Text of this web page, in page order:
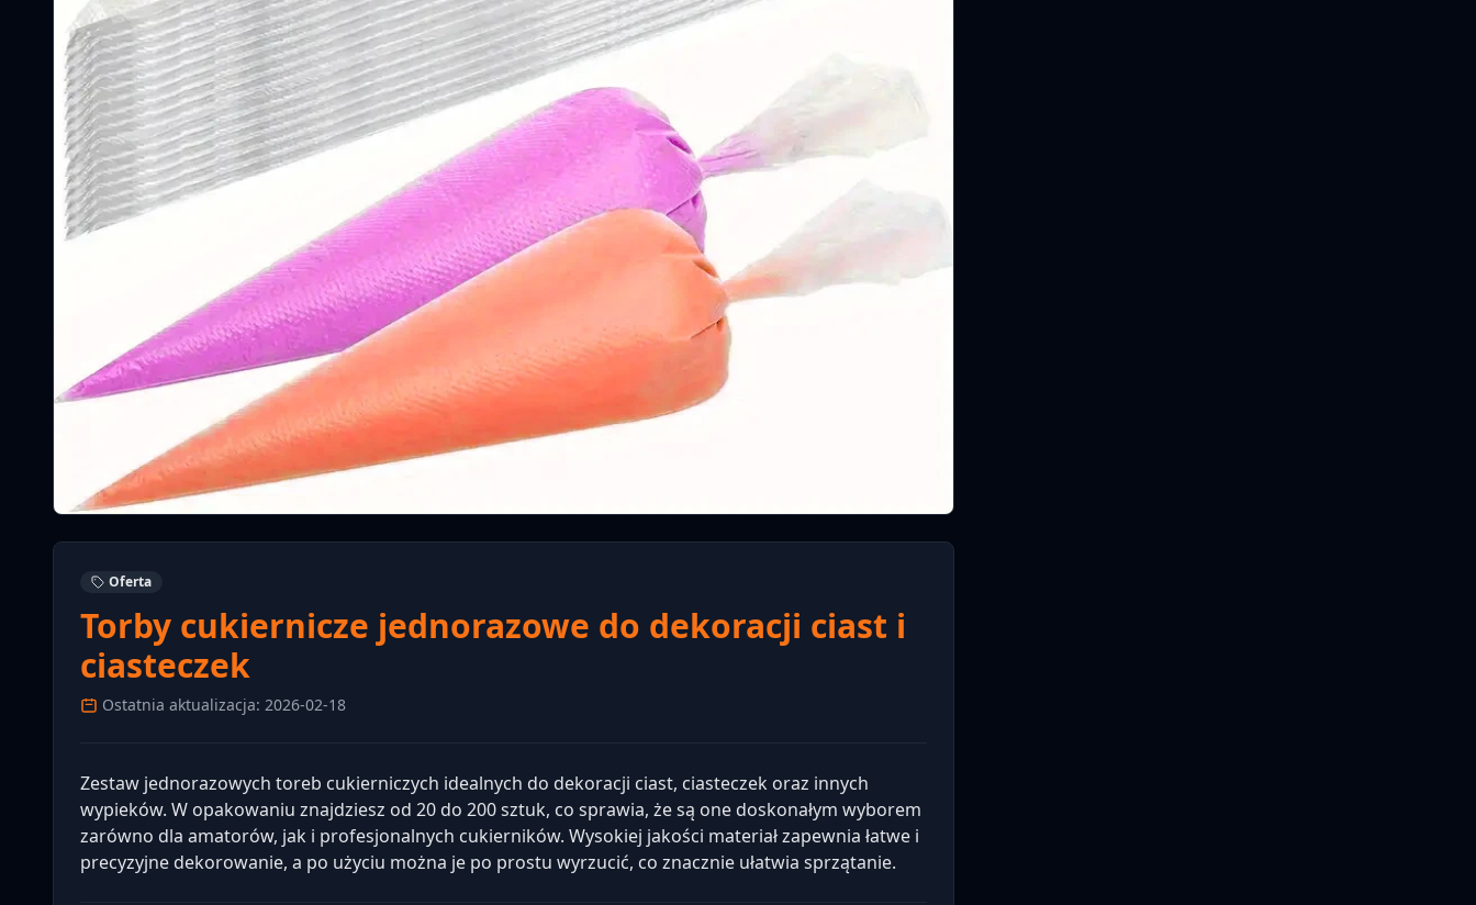
Oferta
Torby cukiernicze jednorazowe do dekoracji ciast i
ciasteczek
Ostatnia aktualizacja: 2026-02-18
Zestaw jednorazowych toreb cukierniczych idealnych do dekoracji ciast, ciasteczek oraz innych
wypieków. W opakowaniu znajdziesz od 20 do 200 sztuk, co sprawia, że są one doskonałym wyborem
zarówno dla amatorów, jak i profesjonalnych cukierników. Wysokiej jakości materiał zapewnia łatwe i
precyzyjne dekorowanie, a po użyciu można je po prostu wyrzucić, co znacznie ułatwia sprzątanie.